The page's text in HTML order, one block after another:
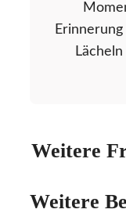
Weitere
Weitere